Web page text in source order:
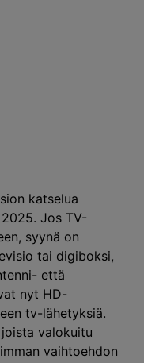
katselua
Jos TV-
syynä on
tai digiboksi,
että
nyt HD-
tv-lähetyksiä.
valokuitu
vaihtoehdon